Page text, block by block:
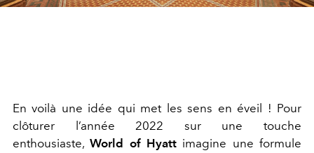
En voilà une idée qui met les sens en éveil ! Pour
clôturer l’année 2022 sur une touche
enthousiaste,World of Hyatt imagine une formule